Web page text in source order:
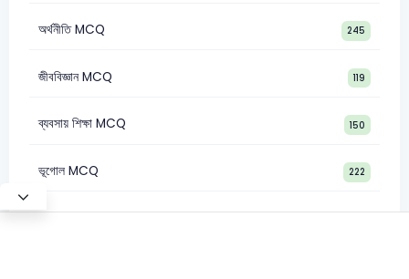
অর্থনীতি MCQ 245
জীববিজ্ঞান MCQ 119
ব্যবসায় শিক্ষা MCQ 150
ভূগোল MCQ 222